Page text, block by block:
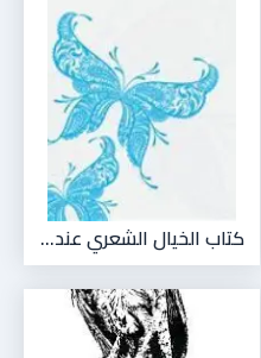
كتاب الخيال الشعري عند...